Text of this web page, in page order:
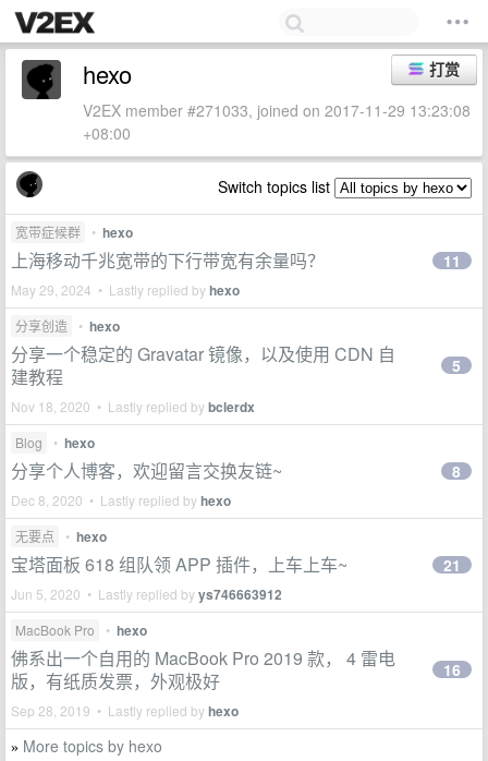
打赏
hexo
V2EX member #271033, joined on 2017-11-29 13:23:08
+08:00
Switch topics list
宽带症候群 • hexo
上海移动千兆宽带的下行带宽有余量吗？
May 29, 2024 • Lastly replied byhexo
11
分享创造 • hexo
分享一个稳定的 Gravatar 镜像，以及使用 CDN 自
建教程
Nov 18, 2020 • Lastly replied bybclerdx
5
Blog • hexo
分享个人博客，欢迎留言交换友链~
Dec 8, 2020 • Lastly replied byhexo
8
无要点 • hexo
宝塔面板 618 组队领 APP 插件，上车上车~
Jun 5, 2020 • Lastly replied byys746663912
21
MacBook Pro • hexo
佛系出一个自用的 MacBook Pro 2019 款， 4 雷电
版，有纸质发票，外观极好
Sep 28, 2019 • Lastly replied byhexo
16
» More topics by hexo